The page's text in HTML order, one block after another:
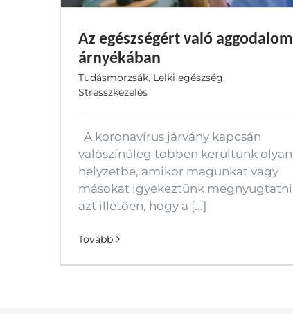
Az egészségért való aggodalom
árnyékában
Tudásmorzsák, Lelki egészség,
Stresszkezelés
A koronavírus járvány kapcsán
valószínűleg többen kerültünk olyan
helyzetbe, amikor magunkat vagy
másokat igyekeztünk megnyugtatni
azt illetően, hogy a [...]
Tovább